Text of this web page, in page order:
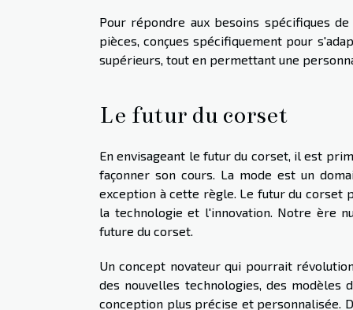
Pour répondre aux besoins spécifiques de
pièces, conçues spécifiquement pour
supérieurs, tout en permettant une
Le futur du corset
En envisageant le futur du corset, il est
façonner son cours. La mode est un
exception à cette règle. Le futur du corset
la technologie et l'innovation. Notre ère
future du corset.
Un concept novateur qui pourrait
des nouvelles technologies, des
conception plus précise et personnalisée.